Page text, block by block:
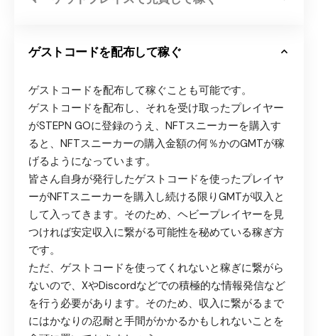
ゲストコードを配布して稼ぐ
ゲストコードを配布して稼ぐことも可能です。
ゲストコードを配布し、それを受け取ったプレイヤー
がSTEPN GOに登録のうえ、NFTスニーカーを購入す
ると、NFTスニーカーの購入金額の何％かのGMTが稼
げるようになっています。
皆さん自身が発行したゲストコードを使ったプレイヤ
ーがNFTスニーカーを購入し続ける限りGMTが収入と
して入ってきます。そのため、ヘビープレイヤーを見
つければ安定収入に繋がる可能性を秘めている稼ぎ方
です。
ただ、ゲストコードを使ってくれないと稼ぎに繋がら
ないので、XやDiscordなどでの積極的な情報発信など
を行う必要があります。そのため、収入に繋がるまで
にはかなりの忍耐と手間がかかるかもしれないことを